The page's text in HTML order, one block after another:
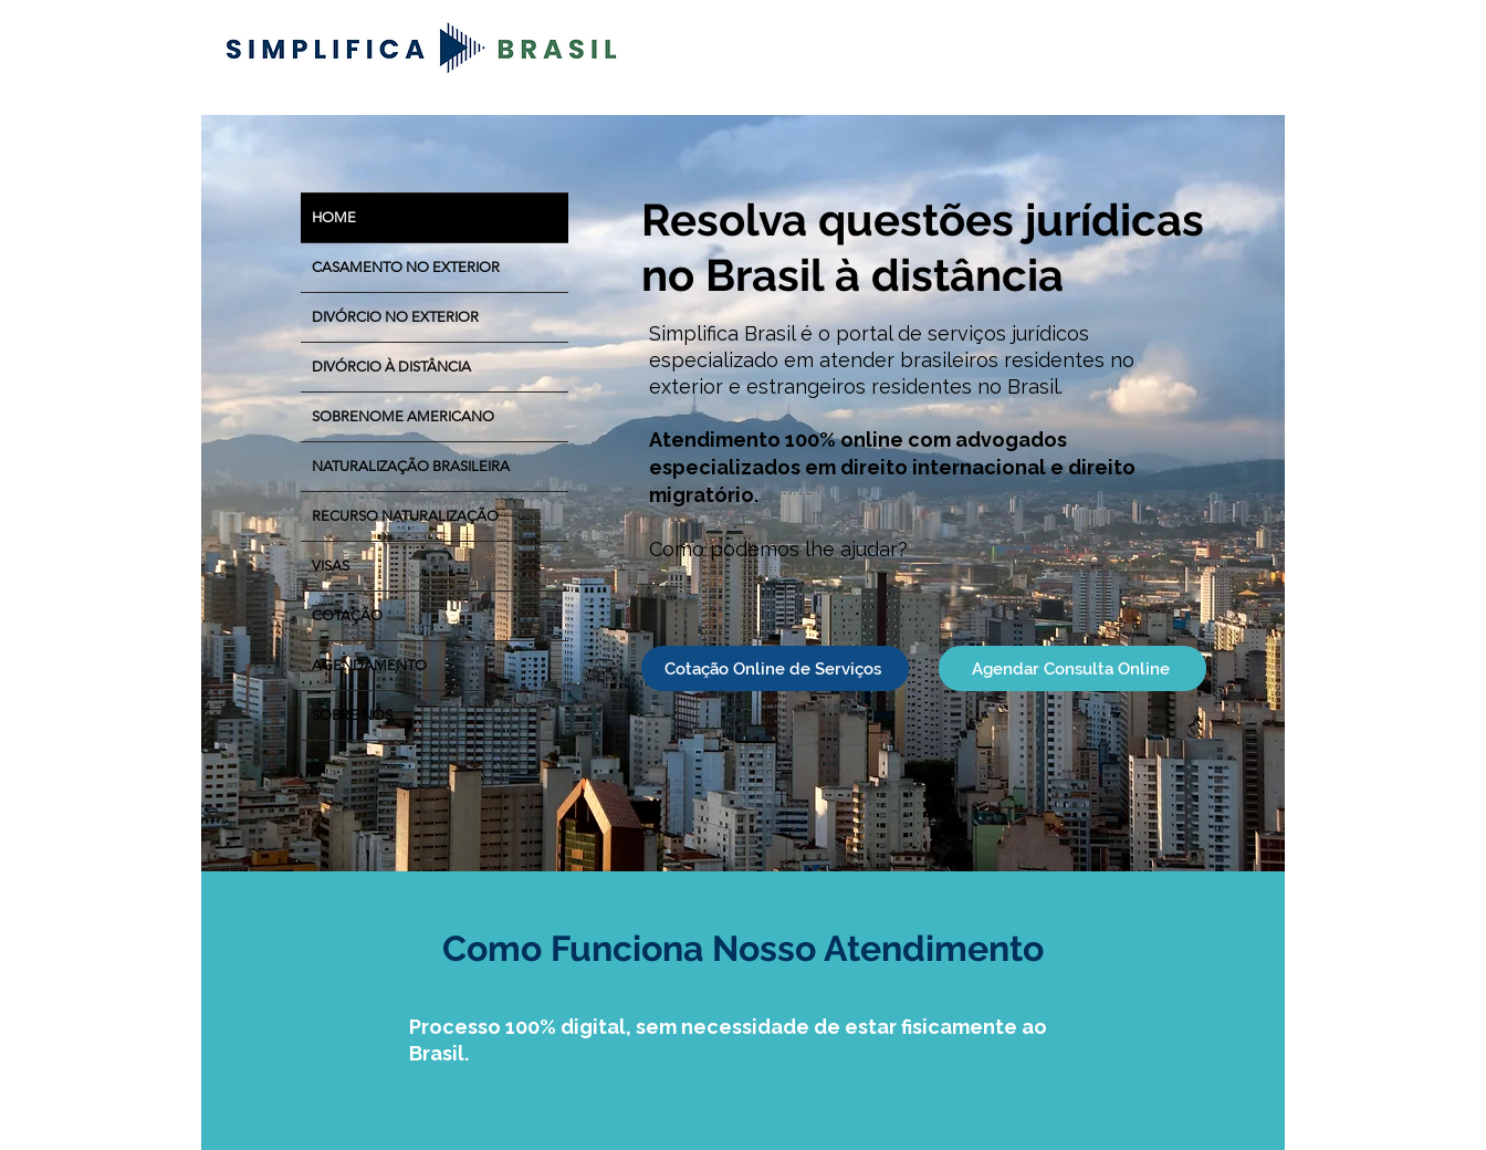
HOME
CASAMENTO NO EXTERIOR
DIVÓRCIO NO EXTERIOR
DIVÓRCIO À DISTÂNCIA
SOBRENOME AMERICANO
NATURALIZAÇÃO BRASILEIRA
RECURSO NATURALIZAÇÃO
VISAS
COTAÇÃO
AGENDAMENTO
SOBRE NÓS
Resolva questões jurídicas
no Brasil à distância
Simplifica Brasil é o portal de serviços jurídicos
especializado em atender brasileiros residentes no
exterior eestrangeiros residentes no Brasil.
Atendimento 100% online com advogados
especializados em direito internacional e direito
migratório.
Como podemos lhe ajudar?
Cotação Online de Serviços Agendar Consulta Online
Como Funciona Nosso Atendimento
Processo 100% digital, sem necessidade de estar fisicamente ao
Brasil.